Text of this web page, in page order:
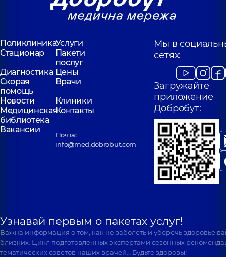
ПоликлиникаУслуги
Стационар
Пакети
послуг
Диагностика Цены
Скорая
помощь
Врачи
Новости
Клиники
Медицинская
библиотека
Контакты
Вакансии
Почта:
info@med.dobrobut.com
Мы в
сетях:
Загружайте
приложение
Добробут:
Узнавай первым о пакетах услуг!
Важна информация о том, как не заболеть и уберечь здоровье
близких. Цикл подготовленных экспертами сезонных
тематических советов наших врачей… Будьте здоровы!